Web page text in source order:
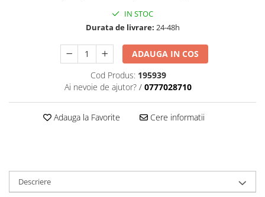
cauciucuri-bicicleta
Camere bicicleta
Cauciuc tubeless cu GEL antipană
Accesorii
Anvelope moto
Camere moto
IN STOC
Durata de livrare: 24-48h
ADAUGA IN COS
Cod Produs: 195939
Ai nevoie de ajutor? / 0777028710
Adauga la Favorite Cere informatii
Descriere